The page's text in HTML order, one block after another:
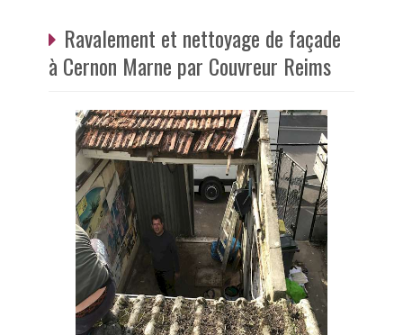
Ravalement et nettoyage de façade
à Cernon Marne par Couvreur Reims